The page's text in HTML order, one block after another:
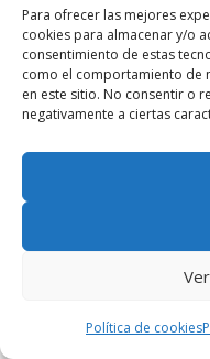
Para ofrecer las mejores
cookies para almacenar y/o
consentimiento de estas
como el comportamiento de
en este sitio. No consentir o
negativamente a ciertas
Política de cookies
mundo, 7.580 más
aumento se
Europa, América y
se mantuvo
Debido al
millones de euros